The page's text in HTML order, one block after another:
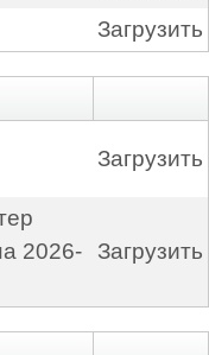
Загрузить
Загрузить
2026-
Загрузить